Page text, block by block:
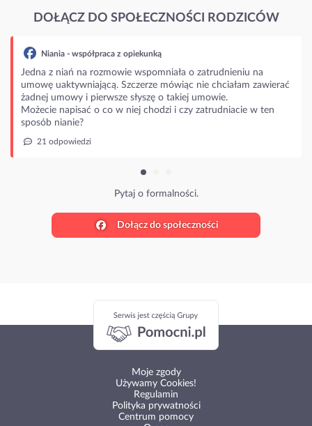
DOŁĄCZ DO SPOŁECZNOŚCI RODZICÓW
z opiekunką
wspomniała o zatrudnieniu na
Szczerze mówiąc nie chciałam zawierać
słyszę o takiej umowie.
o co w niej chodzi i czy zatrudniacie w ten
Dołącz do społeczności
Moje zgody
Używamy Cookies!
Regulamin
Polityka prywatności
Centrum pomocy